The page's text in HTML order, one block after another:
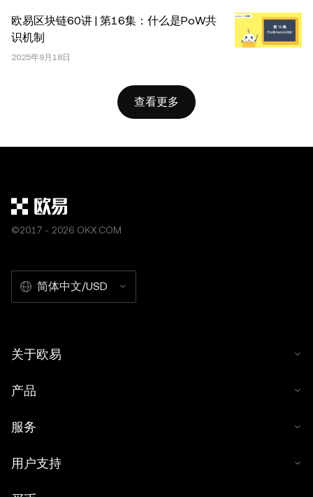
欧易区块链60讲 | 第16集：什么是PoW共
识机制
2025年9月18日
查看更多
©2017 - 2026 OKX.COM
简体中文/USD
关于欧易
产品
服务
用户支持